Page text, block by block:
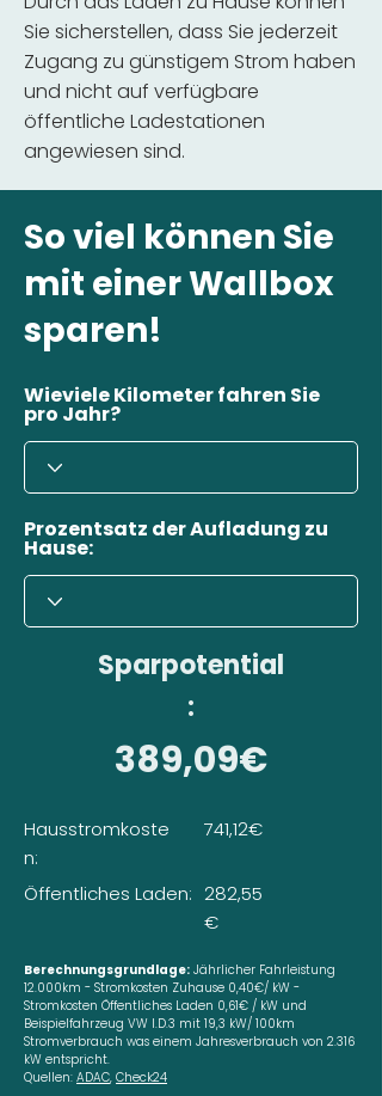
Sie sicherstellen, dass Sie jederzeit
Zugang zu günstigem Strom haben
und nicht auf verfügbare
öffentliche Ladestationen
angewiesen sind.
So viel können Sie
mit einer Wallbox
sparen!
Wieviele Kilometer fahren Sie
pro Jahr?
Prozentsatz der Aufladung zu
Hause:
Sparpotential
:
389,09€
Hausstromkoste
n:
Öffentliches Laden:
741,12€
282,55
€
Berechnungsgrundlage: Jährlicher Fahrleistung
12.000km - Stromkosten Zuhause 0,40€/ kW -
Stromkosten Öffentliches Laden 0,61€ / kW und
Beispielfahrzeug VW I.D.3 mit 19,3 kW/ 100km
Stromverbrauch was einem Jahresverbrauch von 2.316
kW entspricht.
Quellen: ADAC, Check24